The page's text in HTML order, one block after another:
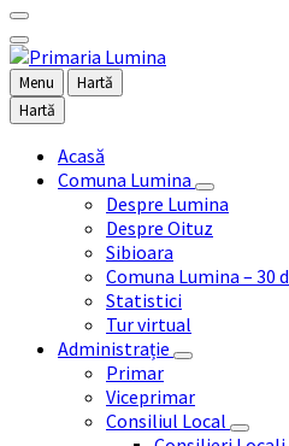
Menu
Hartă
Hartă
Acasă
Comuna Lumina
Despre Lumina
Despre Oituz
Sibioara
Comuna Lumina – 30
Statistici
Tur virtual
Administrație
Primar
Viceprimar
Consiliul Local